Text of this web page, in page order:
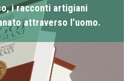
i racconti artigiani
attraverso l’uomo.